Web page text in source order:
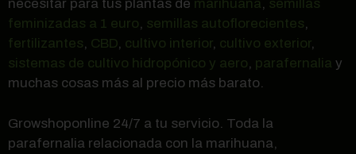
necesitar para tus plantas de marihuana, semillas
feminizadas a 1 euro, semillas autoflorecientes,
fertilizantes, CBD, cultivo interior, cultivo exterior,
sistemas de cultivo hidropónico y aero, parafernalia y
muchas cosas más al precio más barato.
Growshoponline 24/7 a tu servicio. Toda la
parafernalia relacionada con la marihuana,